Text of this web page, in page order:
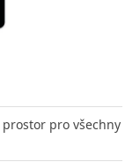
pro všechny